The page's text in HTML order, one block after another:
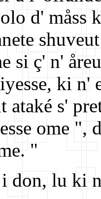
d' måss
si ç' n'
ki n'
ataké s'
ome ",
"
don, lu ki